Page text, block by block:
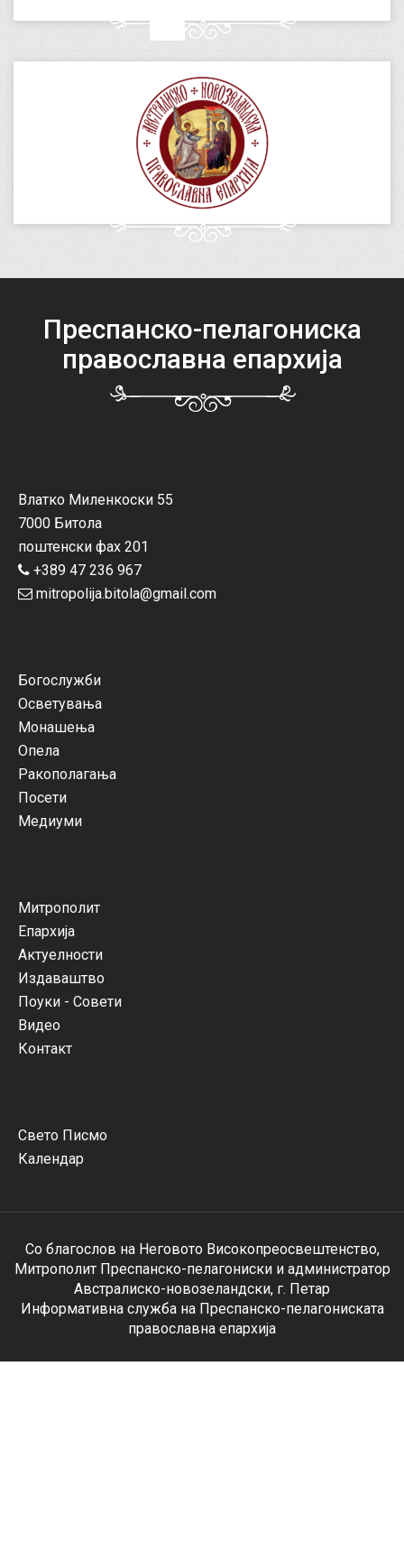
Преспанско-пелагониска
православна епархија
Влатко Миленкоски 55
7000 Битола
поштенски фах 201
+389 47 236 967
mitropolija.bitola@gmail.com
Богослужби
Осветувања
Монашења
Опела
Ракополагања
Посети
Медиуми
Митрополит
Епархија
Актуелности
Издаваштво
Поуки - Совети
Видео
Контакт
Свето Писмо
Календар
Со благослов на Неговото Високопреосвештенство,
Митрополит Преспанско-пелагониски и администратор
Австралиско-новозеландски, г. Петар
Информативна служба на Преспанско-пелагониската
православна епархија